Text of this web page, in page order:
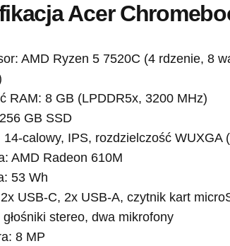
Acer
AMD Ryzen 5 7520C (4 rdzenie, 8
RAM: 8 GB (LPDDR5x, 3200 MHz)
GB SSD
14-calowy, IPS, rozdzielczość
AMD Radeon 610M
53 Wh
USB-C, 2x USB-A, czytnik kart
stereo, dwa mikrofony
8 MP